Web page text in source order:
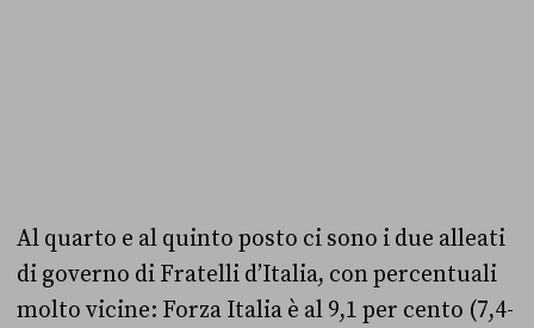
Al quarto e al quinto posto ci sono i due alleati
di governo di Fratelli d’Italia, con percentuali
molto vicine: Forza Italia è al 9,1 per cento (7,4-